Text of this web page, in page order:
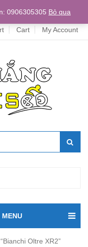
Cart My Account
MENU
Oltre XR2”
0906305305 Bỏ qua